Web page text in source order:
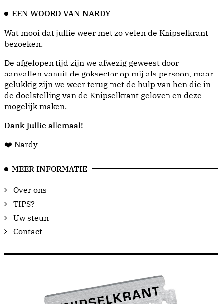
EEN WOORD VAN NARDY
Wat mooi dat jullie weer met zo velen de Knipselkrant
bezoeken.
De afgelopen tijd zijn we afwezig geweest door
aanvallen vanuit de goksector op mij als persoon, maar
gelukkig zijn we weer terug met de hulp van hen die in
de doelstelling van de Knipselkrant geloven en deze
mogelijk maken.
Dank jullie allemaal!
❤️ Nardy
MEER INFORMATIE
Over ons
TIPS?
Uw steun
Contact